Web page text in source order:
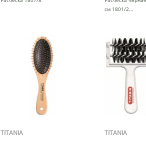
см 1801/2
TITANIA TITANIA